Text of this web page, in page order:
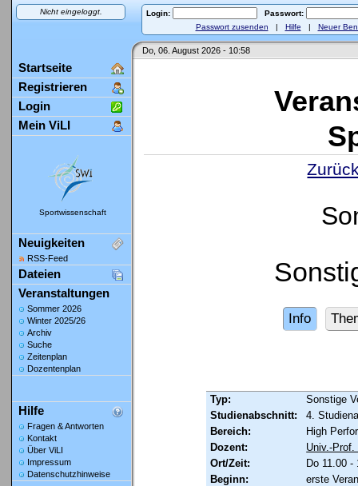
Nicht eingeloggt. Login:
Passwort:
Passwort zusenden | Hilfe | Neuer
Do, 06. August 2026 - 10:58
Startseite
Registrieren
Login
Mein ViLI
Sportwissenschaft
Neuigkeiten
RSS-Feed
Dateien
Veranstaltungen
Sommer 2026
Winter 2025/26
Archiv
Suche
Zeitenplan
Dozentenplan
Hilfe
Fragen & Antworten
Kontakt
Über ViLI
Impressum
Datenschutzhinweise
Info
Typ:
Sonstige
Studienabschnitt:
4.
Bereich:
High
Dozent:
Univ.-
Ort/Zeit:
Do 11.00 -
Beginn:
erste